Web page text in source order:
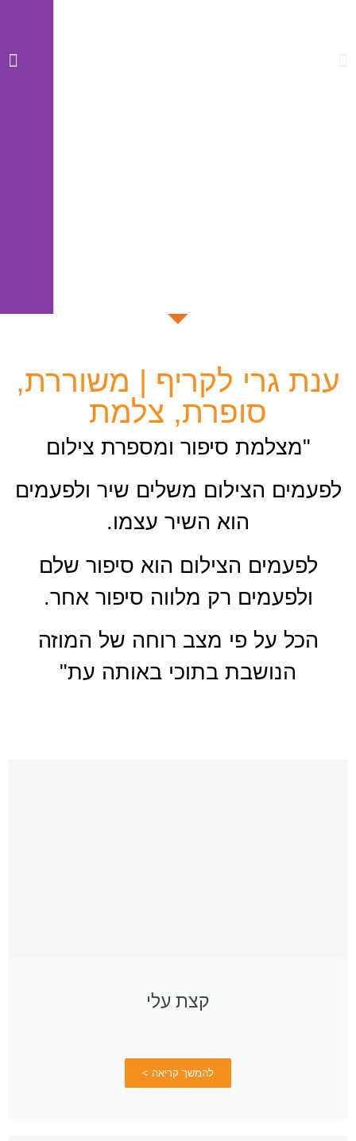
ענת גרי לקריף
משוררת, סופרת, צלמת
אודותיי >
ענת גרי לקריף | משוררת,
סופרת, צלמת
"מצלמת סיפור ומספרת צילום
לפעמים הצילום משלים שיר ולפעמים
הוא השיר עצמו.
לפעמים הצילום הוא סיפור שלם
ולפעמים רק מלווה סיפור אחר.
הכל על פי מצב רוחה של המוזה
הנושבת בתוכי באותה עת"
קצת עלי
להמשך קריאה >